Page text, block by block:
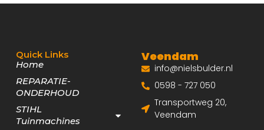
Quick Links
Home
REPARATIE-
ONDERHOUD
STIHL
Tuinmachines
Veendam
info@nielsbulder.nl
0598 - 727 050
Transportweg 20,
Veendam